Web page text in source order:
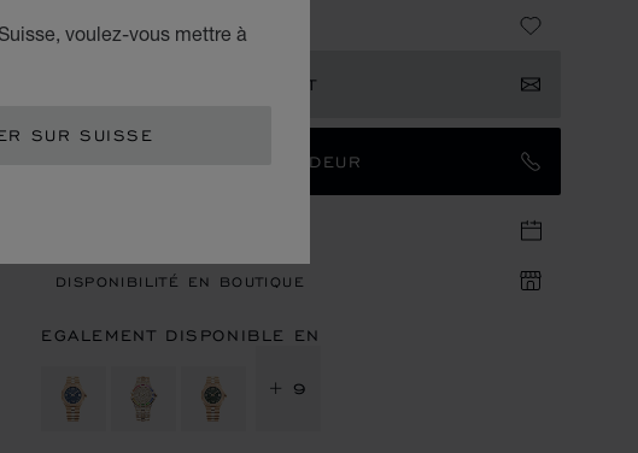
voulez-vous mettre à
SUR SUISSE
EXPRIMER VOTRE INTÉRÊT
CONTACTER UN AMBASSADEUR
DISPONIBILITÉ EN BOUTIQUE
EGALEMENT DISPONIBLE EN
+ 9